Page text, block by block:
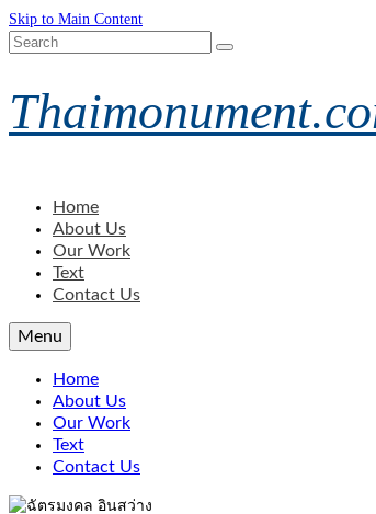
Skip to Main Content
Search
Home
About Us
Our Work
Text
Contact Us
Menu
Home
About Us
Our Work
Text
Contact Us